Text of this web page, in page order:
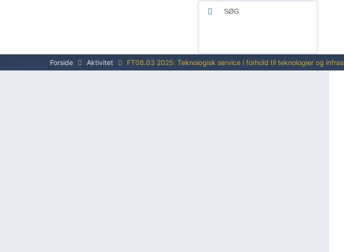
Forside Aktivitet
FT08.03 2025: Teknologisk service i forhold til teknologier og